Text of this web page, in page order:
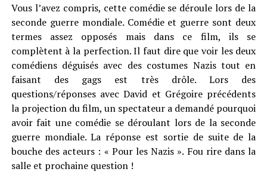
Vous l’avez compris, cette comédie se déroule lors de la
seconde guerre mondiale. Comédie et guerre sont deux
termes assez opposés mais dans ce film, ils se
complètent à la perfection. Il faut dire que voir les deux
comédiens déguisés avec des costumes Nazis tout en
faisant des gags est très drôle. Lors des
questions/réponses avec David et Grégoire précédents
la projection du film, un spectateur a demandé pourquoi
avoir fait une comédie se déroulant lors de la seconde
guerre mondiale. La réponse est sortie de suite de la
bouche des acteurs : « Pour les Nazis ». Fou rire dans la
salle et prochaine question !